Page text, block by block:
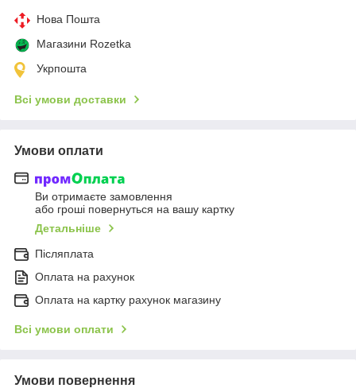
Нова Пошта
Магазини Rozetka
Укрпошта
Всі умови доставки
Умови оплати
Ви отримаєте замовлення
або гроші повернуться на вашу картку
Детальніше
Післяплата
Оплата на рахунок
Оплата на картку рахунок магазину
Всі умови оплати
Умови повернення